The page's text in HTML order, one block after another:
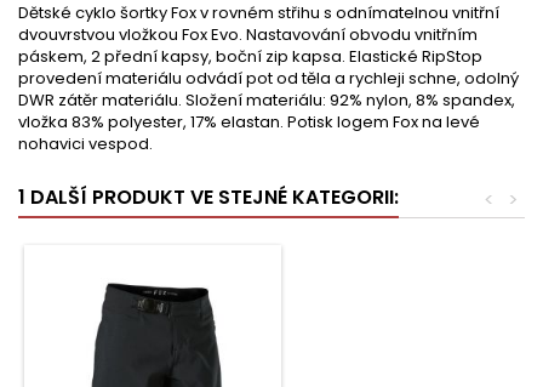
Dětské cyklo šortky Fox v rovném střihu s odnímatelnou vnitřní
dvouvrstvou vložkou Fox Evo. Nastavování obvodu vnitřním
páskem, 2 přední kapsy, boční zip kapsa. Elastické RipStop
provedení materiálu odvádí pot od těla a rychleji schne, odolný
DWR zátěr materiálu. Složení materiálu: 92% nylon, 8% spandex,
vložka 83% polyester, 17% elastan. Potisk logem Fox na levé
nohavici vespod.
1 DALŠÍ PRODUKT VE STEJNÉ KATEGORII: >
<